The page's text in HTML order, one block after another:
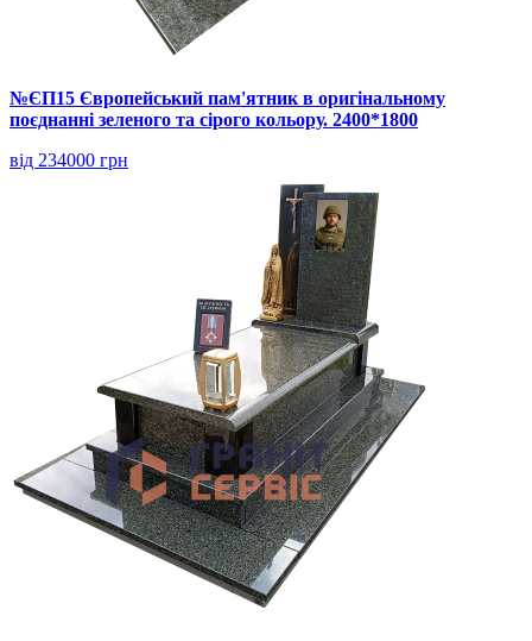
№ЄП15 Європейський пам'ятник в оригінальному
поєднанні зеленого та сірого кольору. 2400*1800
від 234000 грн